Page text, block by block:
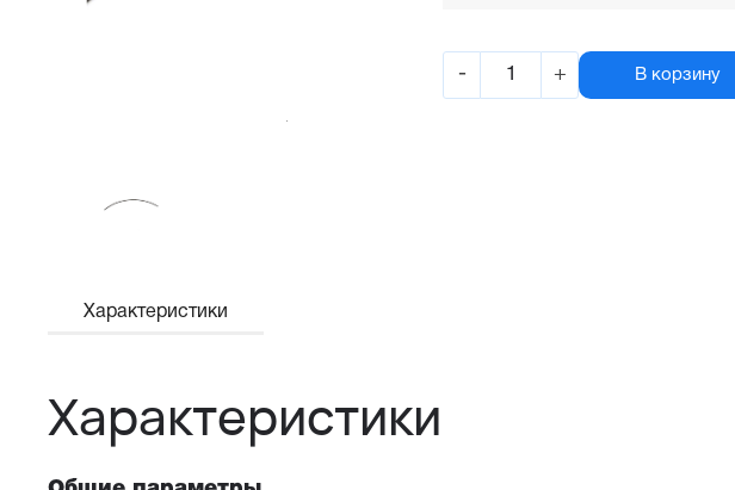
- + В корзину
Характеристики
Характеристики